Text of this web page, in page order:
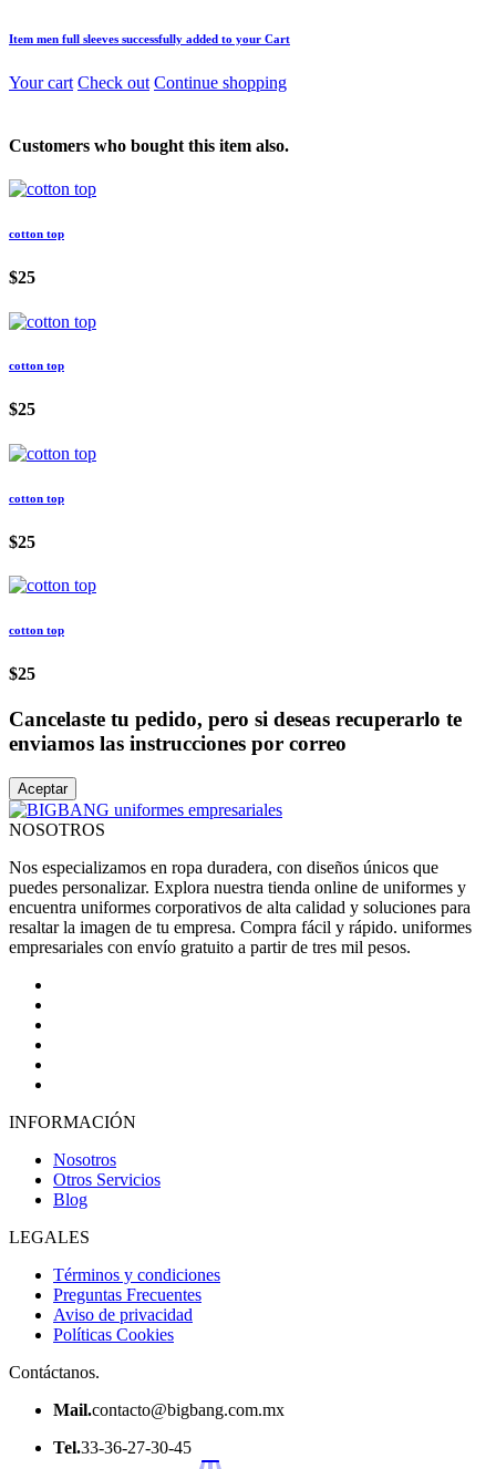
Item men full sleeves successfully added to your Cart
Your cart Check out Continue shopping
Customers who bought this item also.
cotton top
$25
cotton top
$25
cotton top
$25
cotton top
$25
Cancelaste tu pedido, pero si deseas recuperarlo te
enviamos las instrucciones por correo
Aceptar
NOSOTROS
Nos especializamos en ropa duradera, con diseños únicos que
puedes personalizar. Explora nuestra tienda online de uniformes y
encuentra uniformes corporativos de alta calidad y soluciones para
resaltar la imagen de tu empresa. Compra fácil y rápido. uniformes
empresariales con envío gratuito a partir de tres mil pesos.
INFORMACIÓN
Nosotros
Otros Servicios
Blog
LEGALES
Términos y condiciones
Preguntas Frecuentes
Aviso de privacidad
Políticas Cookies
Contáctanos.
Mail.contacto@bigbang.com.mx
Tel.33-36-27-30-45